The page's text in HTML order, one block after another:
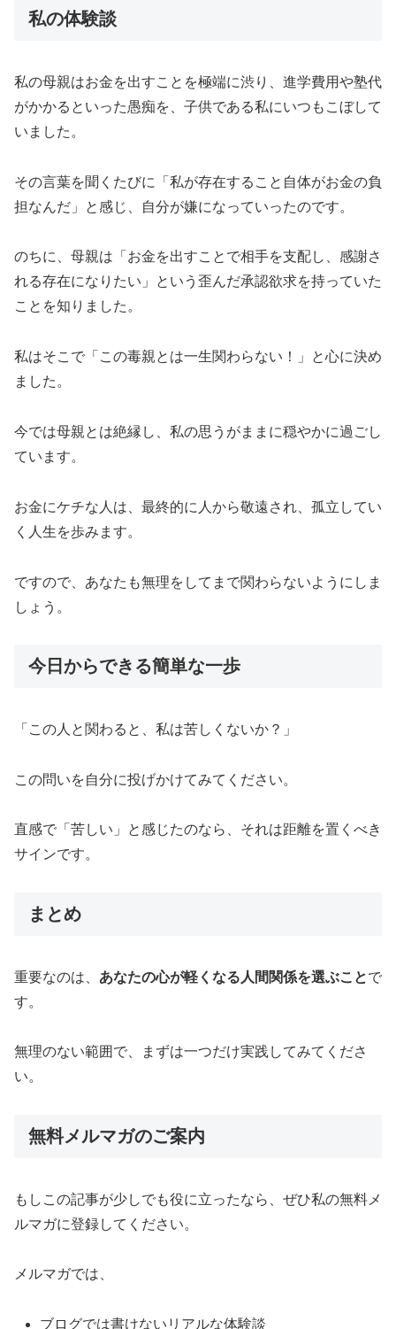
私の体験談
私の母親はお金を出すことを極端に渋り、進学費用や塾代
がかかるといった愚痴を、子供である私にいつもこぼして
いました。
その言葉を聞くたびに「私が存在すること自体がお金の負
担なんだ」と感じ、自分が嫌になっていったのです。
のちに、母親は「お金を出すことで相手を支配し、感謝さ
れる存在になりたい」という歪んだ承認欲求を持っていた
ことを知りました。
私はそこで「この毒親とは一生関わらない！」と心に決め
ました。
今では母親とは絶縁し、私の思うがままに穏やかに過ごし
ています。
お金にケチな人は、最終的に人から敬遠され、孤立してい
く人生を歩みます。
ですので、あなたも無理をしてまで関わらないようにしま
しょう。
今日からできる簡単な一歩
「この人と関わると、私は苦しくないか？」
この問いを自分に投げかけてみてください。
直感で「苦しい」と感じたのなら、それは距離を置くべき
サインです。
まとめ
重要なのは、 あなたの心が軽くなる人間関係を選ぶことで
す。
無理のない範囲で、まずは一つだけ実践してみてくださ
い。
無料メルマガのご案内
もしこの記事が少しでも役に立ったなら、ぜひ私の無料メ
ルマガに登録してください。
メルマガでは、
ブログでは書けないリアルな体験談